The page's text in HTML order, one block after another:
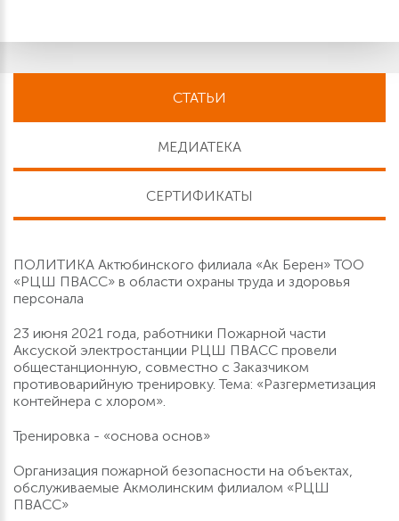
СТАТЬИ
МЕДИАТЕКА
СЕРТИФИКАТЫ
ПОЛИТИКА Актюбинского филиала «Ак Берен» ТОО
«РЦШ ПВАСС» в области охраны труда и здоровья
персонала
23 июня 2021 года, работники Пожарной части
Аксуской электростанции РЦШ ПВАСС провели
общестанционную, совместно с Заказчиком
противоварийную тренировку. Тема: «Разгерметизация
контейнера с хлором».
Тренировка - «основа основ»
Организация пожарной безопасности на объектах,
обслуживаемые Акмолинским филиалом «РЦШ
ПВАСС»